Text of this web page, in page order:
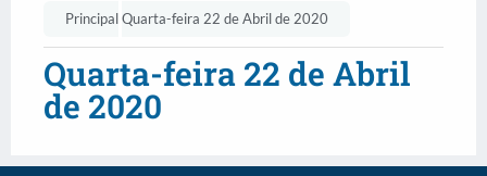
PrincipalQuarta-feira 22 de Abril de 2020
Quarta-feira 22 de Abril
de 2020